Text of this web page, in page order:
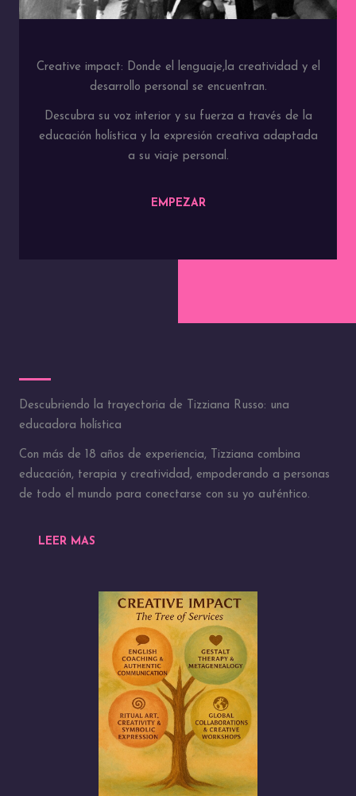
Creative impact: Donde el lenguaje,la creatividad y el
desarrollo personal se encuentran.
Descubra su voz interior y su fuerza a través de la
educación holística y la expresión creativa adaptada
a su viaje personal.
EMPEZAR
Descubriendo la trayectoria de Tizziana Russo: una
educadora holística
Con más de 18 años de experiencia, Tizziana combina
educación, terapia y creatividad, empoderando a personas
de todo el mundo para conectarse con su yo auténtico.
LEER MAS